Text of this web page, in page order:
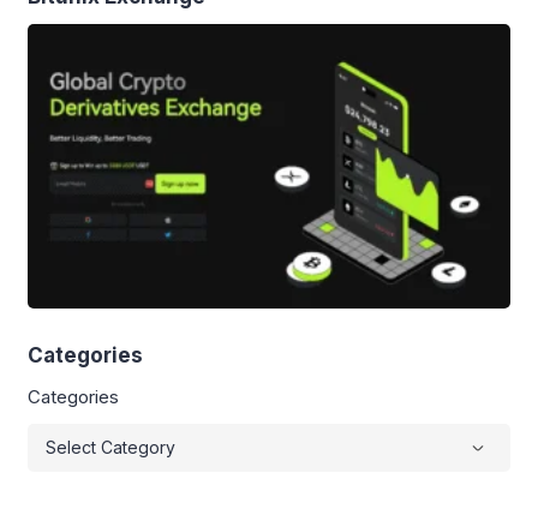
apresiasi negara terhadap narapidana
yang menunjukkan […]
Categories
Categories